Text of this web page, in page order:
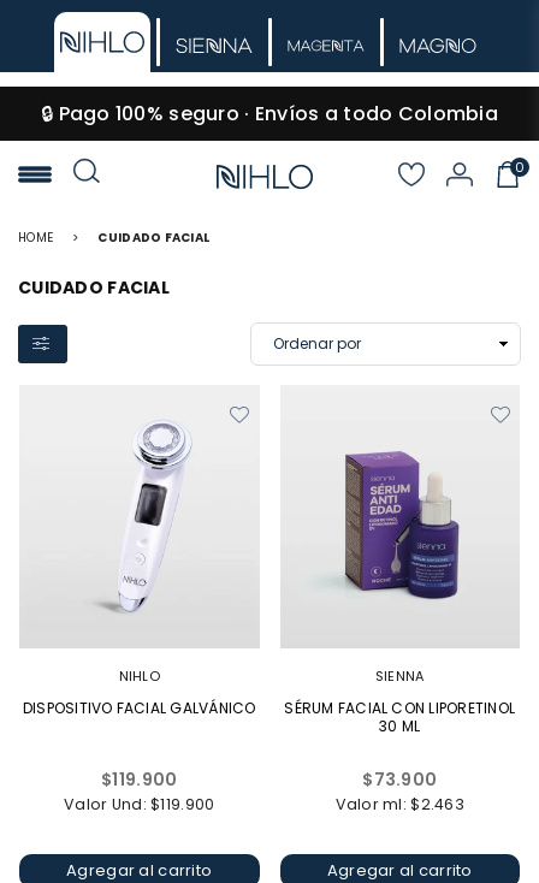
🔒 Pago 100% seguro · Envíos a todo Colombia
NIHLO
0
HOME > CUIDADO FACIAL
CUIDADO FACIAL
NIHLO
DISPOSITIVO FACIAL GALVÁNICO
Precio
habitual
$119.900
Valor Und: $119.900
Agregar al carrito
SIENNA
SÉRUM FACIAL CON LIPORETINOL
30 ML
Precio
habitual
$73.900
Valor ml: $2.463
Agregar al carrito